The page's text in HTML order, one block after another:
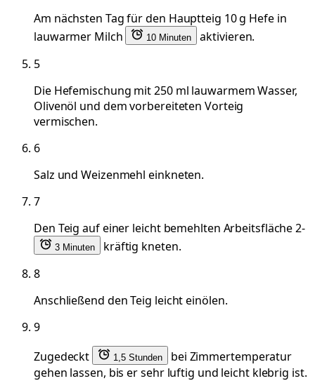
Am nächsten Tag für den Hauptteig 10 g Hefe in
lauwarmer Milch
10 Minuten
aktivieren.
5
Die Hefemischung mit 250 ml lauwarmem Wasser,
Olivenöl und dem vorbereiteten Vorteig
vermischen.
6
Salz und Weizenmehl einkneten.
7
Den Teig auf einer leicht bemehlten Arbeitsfläche 2-
3 Minuten
kräftig kneten.
8
Anschließend den Teig leicht einölen.
9
Zugedeckt
1,5 Stunden
bei Zimmertemperatur
gehen lassen, bis er sehr luftig und leicht klebrig ist.